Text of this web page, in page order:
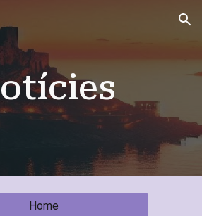
Skip to navigation
Home